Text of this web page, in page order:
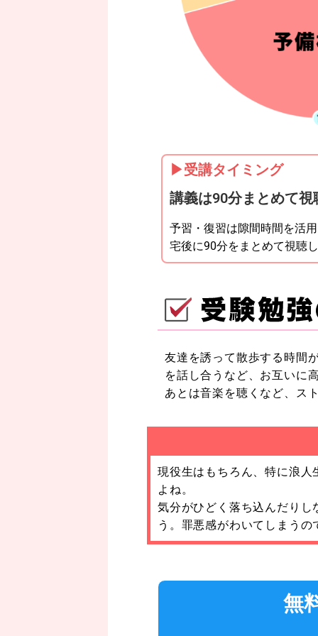
▶︎受講タイミング
講義は90分まとめて視
予習・復習は隙間時間を活
宅後に90分をまとめて視聴
友達を誘って散歩する時間
を話し合うなど、お互いに
あとは音楽を聴くなど、ス
現役生はもちろん、特に浪
よね。
気分がひどく落ち込んだり
う。罪悪感がわいてしまう
無